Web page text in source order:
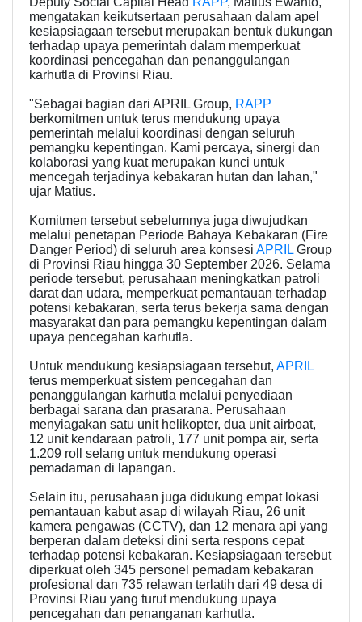
mengatakan keikutsertaan perusahaan dalam apel
kesiapsiagaan tersebut merupakan bentuk dukungan
terhadap upaya pemerintah dalam memperkuat
koordinasi pencegahan dan penanggulangan
karhutla di Provinsi Riau.
"Sebagai bagian dari APRIL Group, RAPP
berkomitmen untuk terus mendukung upaya
pemerintah melalui koordinasi dengan seluruh
pemangku kepentingan. Kami percaya, sinergi dan
kolaborasi yang kuat merupakan kunci untuk
mencegah terjadinya kebakaran hutan dan lahan,"
ujar Matius.
Komitmen tersebut sebelumnya juga diwujudkan
melalui penetapan Periode Bahaya Kebakaran (Fire
Danger Period) di seluruh area konsesi APRIL Group
di Provinsi Riau hingga 30 September 2026. Selama
periode tersebut, perusahaan meningkatkan patroli
darat dan udara, memperkuat pemantauan terhadap
potensi kebakaran, serta terus bekerja sama dengan
masyarakat dan para pemangku kepentingan dalam
upaya pencegahan karhutla.
Untuk mendukung kesiapsiagaan tersebut, APRIL
terus memperkuat sistem pencegahan dan
penanggulangan karhutla melalui penyediaan
berbagai sarana dan prasarana. Perusahaan
menyiagakan satu unit helikopter, dua unit airboat,
12 unit kendaraan patroli, 177 unit pompa air, serta
1.209 roll selang untuk mendukung operasi
pemadaman di lapangan.
Selain itu, perusahaan juga didukung empat lokasi
pemantauan kabut asap di wilayah Riau, 26 unit
kamera pengawas (CCTV), dan 12 menara api yang
berperan dalam deteksi dini serta respons cepat
terhadap potensi kebakaran. Kesiapsiagaan tersebut
diperkuat oleh 345 personel pemadam kebakaran
profesional dan 735 relawan terlatih dari 49 desa di
Provinsi Riau yang turut mendukung upaya
pencegahan dan penanganan karhutla.